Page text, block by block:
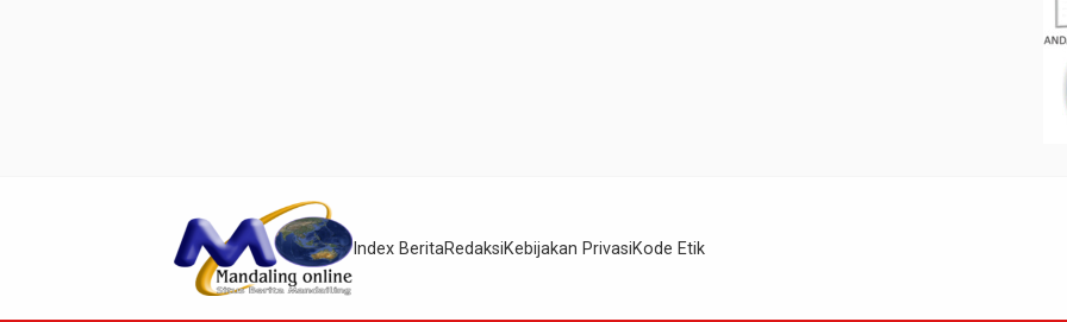
Index BeritaRedaksiKebijakan PrivasiKode Etik